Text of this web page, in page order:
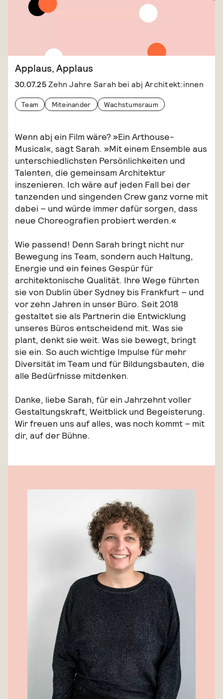
Applaus, Applaus
30.07.25Zehn Jahre Sarah bei abj Architekt:innen
Team Miteinander Wachstumsraum
Wenn abj ein Film wäre? »Ein Arthouse-
Musical«, sagt Sarah. »Mit einem Ensemble aus
unterschiedlichsten Persönlichkeiten und
Talenten, die gemeinsam Architektur
inszenieren. Ich wäre auf jeden Fall bei der
tanzenden und singenden Crew ganz vorne mit
dabei – und würde immer dafür sorgen, dass
neue Choreografien probiert werden.«
Wie passend! Denn Sarah bringt nicht nur
Bewegung ins Team, sondern auch Haltung,
Energie und ein feines Gespür für
architektonische Qualität. Ihre Wege führten
sie von Dublin über Sydney bis Frankfurt – und
vor zehn Jahren in unser Büro. Seit 2018
gestaltet sie als Partnerin die Entwicklung
unseres Büros entscheidend mit. Was sie
plant, denkt sie weit. Was sie bewegt, bringt
sie ein. So auch wichtige Impulse für mehr
Diversität im Team und für Bildungsbauten, die
alle Bedürfnisse mitdenken.
Danke, liebe Sarah, für ein Jahrzehnt voller
Gestaltungskraft, Weitblick und Begeisterung.
Wir freuen uns auf alles, was noch kommt – mit
dir, auf der Bühne.